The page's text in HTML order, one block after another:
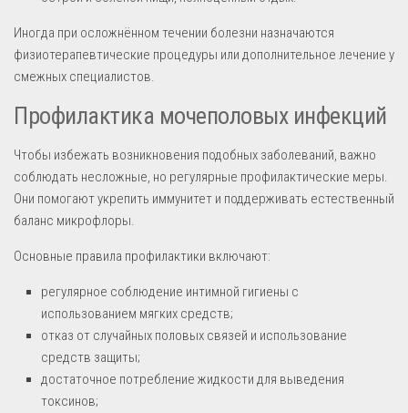
Иногда при осложнённом течении болезни назначаются
физиотерапевтические процедуры или дополнительное лечение у
смежных специалистов.
Профилактика мочеполовых инфекций
Чтобы избежать возникновения подобных заболеваний, важно
соблюдать несложные, но регулярные профилактические меры.
Они помогают укрепить иммунитет и поддерживать естественный
баланс микрофлоры.
Основные правила профилактики включают:
регулярное соблюдение интимной гигиены с
использованием мягких средств;
отказ от случайных половых связей и использование
средств защиты;
достаточное потребление жидкости для выведения
токсинов;